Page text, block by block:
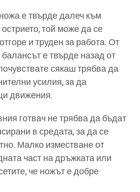
е твърде далеч към
той може да се
и труден за работа. От
балансът е твърде назад от
сякаш трябва да
усилия, за да
движения.
готвач не трябва да бъдат
в средата, за да се
Малко изместване от
част на дръжката или
че ножът е добре